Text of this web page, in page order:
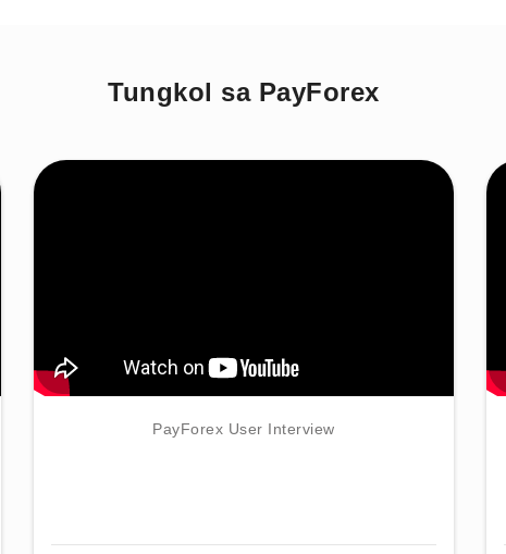
Tungkol sa PayForex
PayForex User Interview